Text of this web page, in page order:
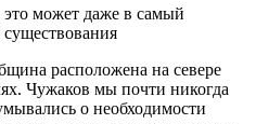
может даже в самый
расположена на севере
Чужаков мы почти никогда
о необходимости